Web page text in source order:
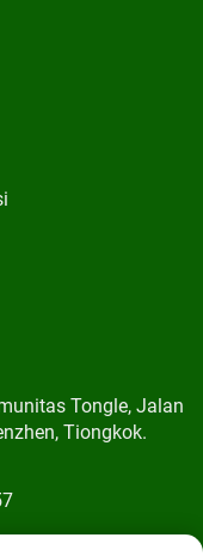
Tongle, Jalan
Tiongkok.